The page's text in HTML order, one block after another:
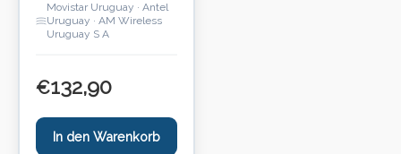
Movistar Uruguay · Antel
Uruguay · AM Wireless
Uruguay S A
€132,90
In den Warenkorb